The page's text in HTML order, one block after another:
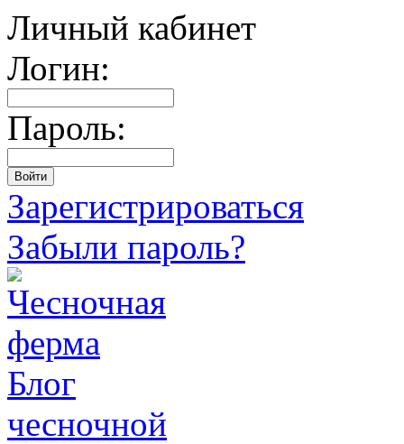
Личный кабинет
Логин:
Пароль:
Зарегистрироваться
Забыли пароль?
Блог
чесночной